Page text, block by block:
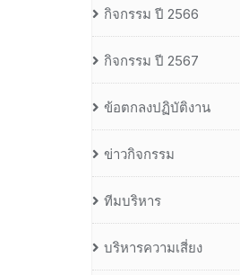
กิจกรรม ปี 2566
กิจกรรม ปี 2567
ข้อตกลงปฏิบัติงาน
ข่าวกิจกรรม
ทีมบริหาร
บริหารความเสี่ยง